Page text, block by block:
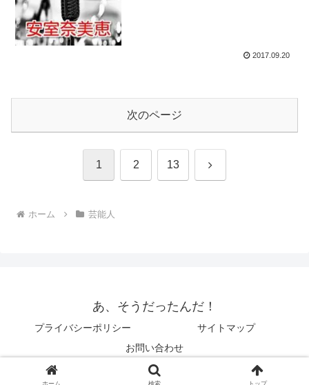
2017.09.20
次のページ
1 2 13 次
ホーム 芸能人
あ、そうだったんだ！
プライバシーポリシー
サイトマップ
お問い合わせ
© 2014 あ、そうだったんだ！.
ホーム 検索 トップ